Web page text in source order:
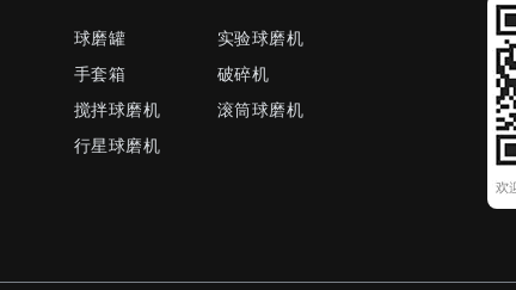
球磨罐
实验球磨机
手套箱
破碎机
搅拌球磨机
滚筒球磨机
行星球磨机